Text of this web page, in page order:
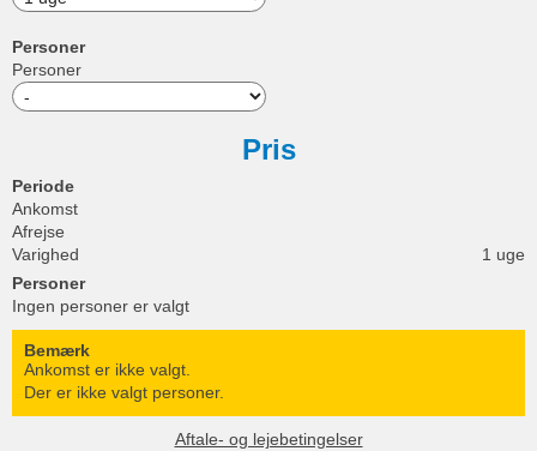
Personer
Personer
Pris
Periode
Ankomst
Afrejse
Varighed
1 uge
Personer
Ingen personer er valgt
Bemærk
Ankomst er ikke valgt.
Der er ikke valgt personer.
Aftale- og lejebetingelser